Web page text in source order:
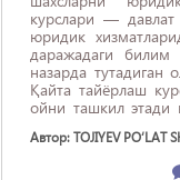
курслари —
юридик
даражадаги
назарда
Қайта тайёрлаш
ойни ташкил этади
Автор: TOJIYEV PO‘LAT